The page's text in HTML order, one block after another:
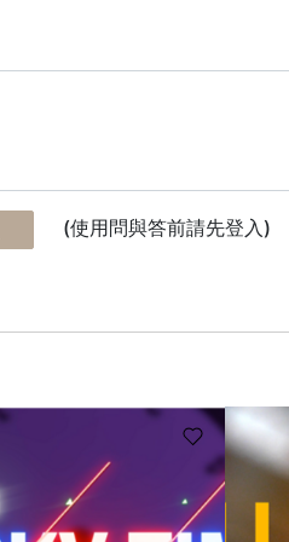
(使用問與答前請先登入)